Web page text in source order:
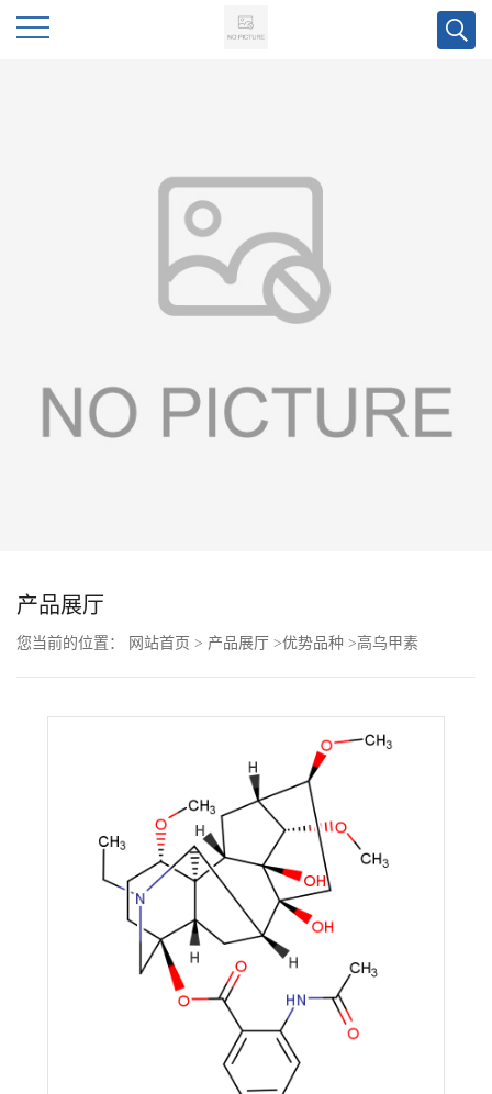
动
产品展厅
您当前的位置： 网站首页 > 产品展厅 >优势品种 >高乌甲素